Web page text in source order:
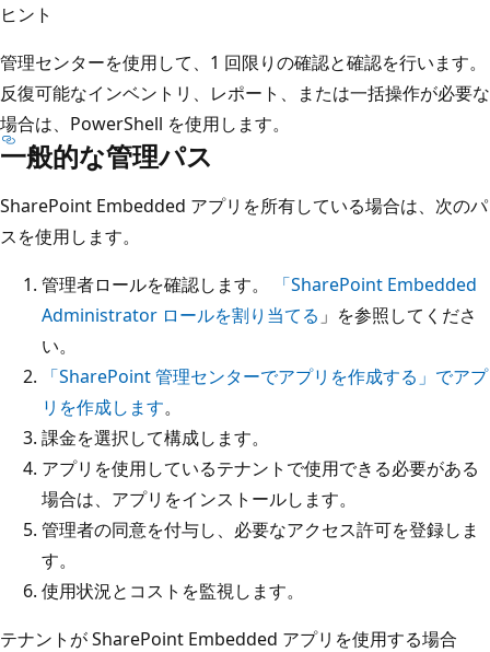
ヒント
管理センターを使用して、1 回限りの確認と確認を行います。
反復可能なインベントリ、レポート、または一括操作が必要な
場合は、PowerShell を使用します。
一般的な管理パス
SharePoint Embedded アプリを所有している場合は、次のパ
スを使用します。
管理者ロールを確認します。
「SharePoint Embedded
Administrator ロールを割り当てる 」を参照してくださ
い。
「SharePoint 管理センターでアプリを作成する」でアプ
リを作成します。
課金を選択して構成します。
アプリを使用しているテナントで使用できる必要がある
場合は、アプリをインストールします。
管理者の同意を付与し、必要なアクセス許可を登録しま
す。
使用状況とコストを監視します。
テナントが SharePoint Embedded アプリを使用する場合